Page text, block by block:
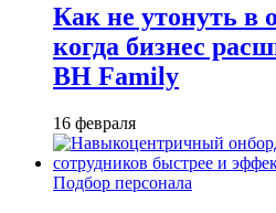
Как не утонуть в
когда бизнес
BH Family
16 февраля
Подбор персонала